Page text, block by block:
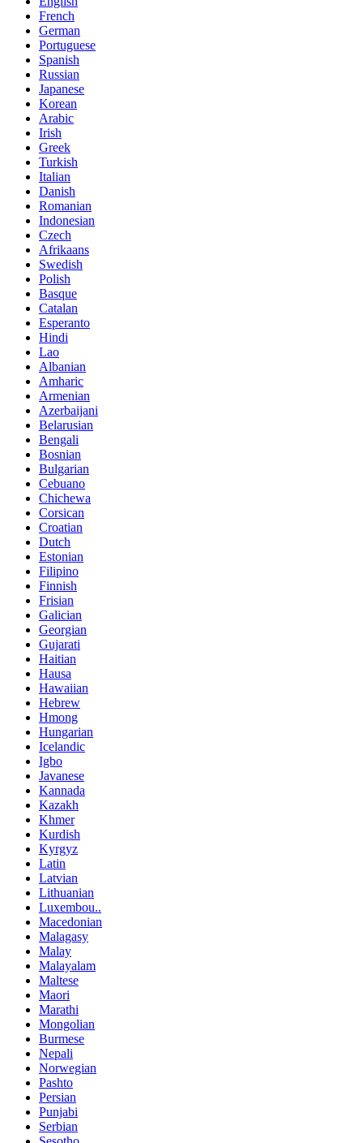
French
German
Portuguese
Spanish
Russian
Japanese
Korean
Arabic
Irish
Greek
Turkish
Italian
Danish
Romanian
Indonesian
Czech
Afrikaans
Swedish
Polish
Basque
Catalan
Esperanto
Hindi
Lao
Albanian
Amharic
Armenian
Azerbaijani
Belarusian
Bengali
Bosnian
Bulgarian
Cebuano
Chichewa
Corsican
Croatian
Dutch
Estonian
Filipino
Finnish
Frisian
Galician
Georgian
Gujarati
Haitian
Hausa
Hawaiian
Hebrew
Hmong
Hungarian
Icelandic
Igbo
Javanese
Kannada
Kazakh
Khmer
Kurdish
Kyrgyz
Latin
Latvian
Lithuanian
Luxembou..
Macedonian
Malagasy
Malay
Malayalam
Maltese
Maori
Marathi
Mongolian
Burmese
Nepali
Norwegian
Pashto
Persian
Punjabi
Serbian